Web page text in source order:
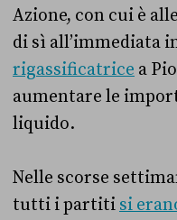
Azione, con cui è
di sì all’immediata
rigassificatrice a
aumentare le
liquido.
Nelle scorse
tutti i partiti si